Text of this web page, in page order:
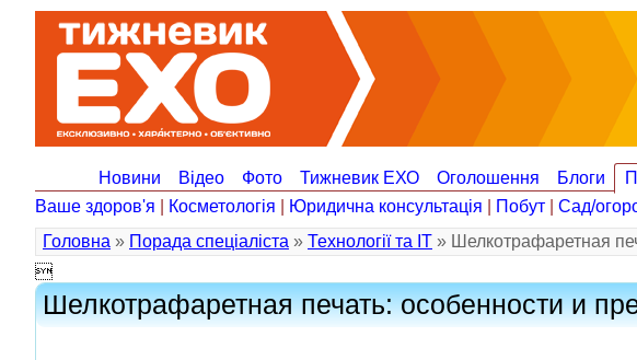
Новини Відео Фото Тижневик ЕХО Оголошення Блоги
Ваше здоров'я
Косметологія Юридична консультація Побут Сад/
Головна » Порада спеціаліста » Технології та ІТ » Шелкотрафаретная

Шелкотрафаретная печать: особенности и